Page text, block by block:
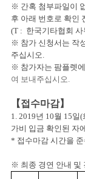
※ 간혹 첨부파일이
후 아래 번호로 확인
(T : 한국기타협회 사
※ 참가 신청서는 작
주십시오.
※ 참가자는 팜플렛
여 보내주십시오.
【접수마감】
1. 2019년 10월 15일(
가비 입금 확인된 자
* 접수마감 시간을
※ 최종 경연 안내 및